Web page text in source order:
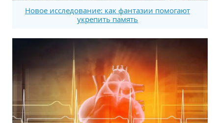
Новое исследование: как фантазии помогают
укрепить память